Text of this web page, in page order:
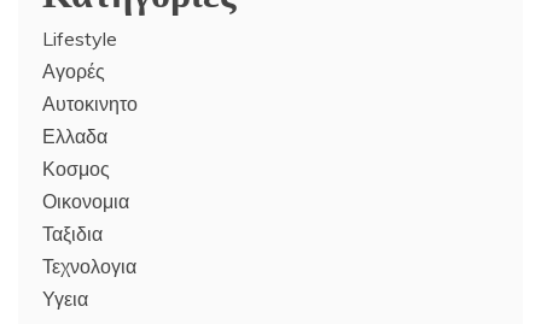
Lifestyle
Αγορές
Αυτοκινητο
Ελλαδα
Κοσμος
Οικονομια
Ταξιδια
Τεχνολογια
Υγεια